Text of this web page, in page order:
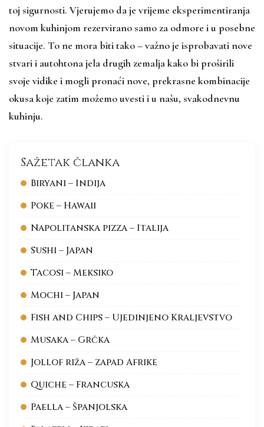
toj sigurnosti. Vjerujemo da je vrijeme eksperimentiranja
novom kuhinjom rezervirano samo za odmore i u posebne
situacije. To ne mora biti tako – važno je isprobavati nove
stvari i autohtona jela drugih zemalja kako bi proširili
svoje vidike i mogli pronaći nove, prekrasne kombinacije
okusa koje zatim možemo uvesti i u našu, svakodnevnu
kuhinju.
Sažetak članka
Biryani – Indija
Poke – Hawaii
Napolitanska pizza – Italija
Sushi – Japan
Tacosi – Meksiko
Mochi – Japan
Fish and Chips – Ujedinjeno Kraljevstvo
Musaka – Grčka
Jollof riža – zapad Afrike
Quiche – Francuska
Paella – Španjolska